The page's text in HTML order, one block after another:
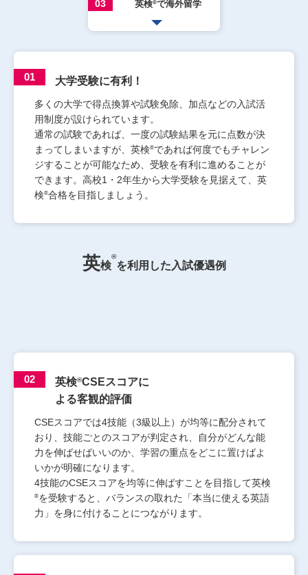
03 英検®で海外留学
01 大学受験に有利！
多くの大学で得点換算や試験免除、加点などの入試活
用制度が設けられています。
通常の試験であれば、一度の試験結果を元に点数が決
まってしまいますが、英検®であれば何度でもチャレン
ジすることが可能なため、受験を有利に進めることが
できます。高校1・2年生から大学受験を見据えて、英
検®合格を目指しましょう。
英検
®
を利用した入試優遇例
02 英検®CSEスコアに
よる客観的評価
CSEスコアでは4技能（3級以上）が均等に配分されて
おり、技能ごとのスコアが判定され、自分がどんな能
力を伸ばせばいいのか、学習の重点をどこに置けばよ
いかが明確になります。
4技能のCSEスコアを均等に伸ばすことを目指して英検
®を受験すると、バランスの取れた「本当に使える英語
力」を身に付けることにつながります。